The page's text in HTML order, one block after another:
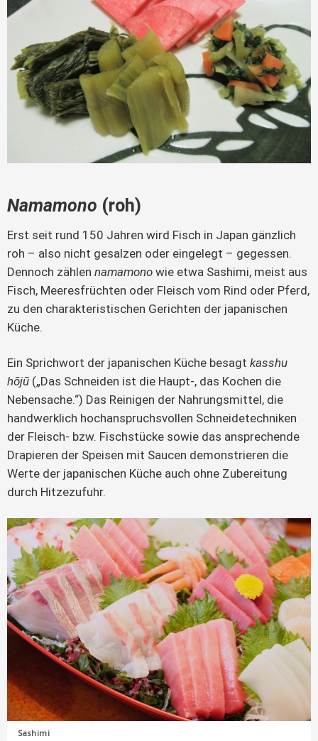
Namamono (roh)
Erst seit rund 150 Jahren wird Fisch in Japan gänzlich
roh – also nicht gesalzen oder eingelegt – gegessen.
Dennoch zählen namamono wie etwa Sashimi, meist aus
Fisch, Meeresfrüchten oder Fleisch vom Rind oder Pferd,
zu den charakteristischen Gerichten der japanischen
Küche.
Ein Sprichwort der japanischen Küche besagt kasshu
hōjū („Das Schneiden ist die Haupt-, das Kochen die
Nebensache.“) Das Reinigen der Nahrungsmittel, die
handwerklich hochanspruchsvollen Schneidetechniken
der Fleisch- bzw. Fischstücke sowie das ansprechende
Drapieren der Speisen mit Saucen demonstrieren die
Werte der japanischen Küche auch ohne Zubereitung
durch Hitzezufuhr.
Sashimi